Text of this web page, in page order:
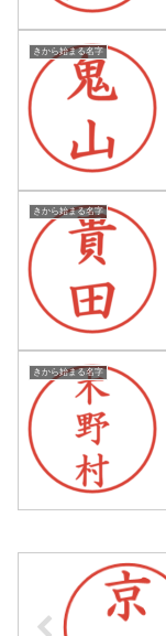
きから始まる名字
きから始まる名字
きから始まる名字